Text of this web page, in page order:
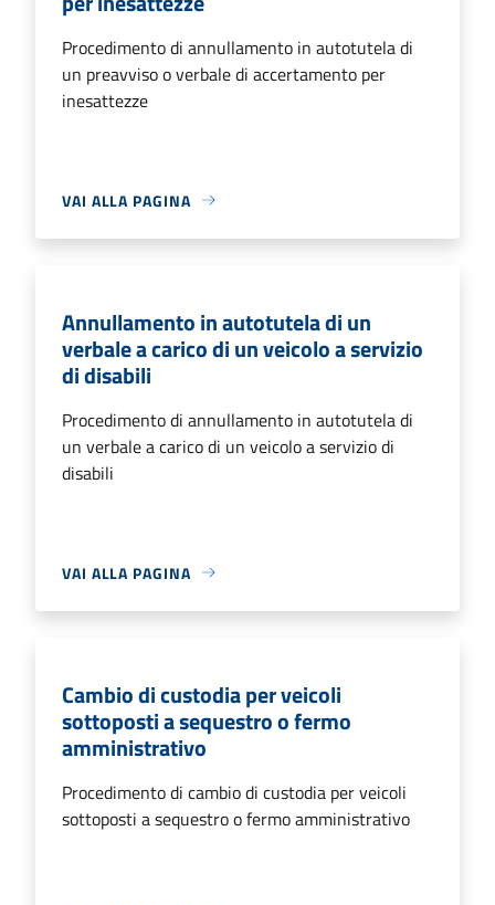
Procedimento di annullamento in autotutela di
un preavviso o verbale di accertamento per
inesattezze
VAI ALLA PAGINA
Annullamento in autotutela di un
verbale a carico di un veicolo a servizio
di disabili
Procedimento di annullamento in autotutela di
un verbale a carico di un veicolo a servizio di
disabili
VAI ALLA PAGINA
Cambio di custodia per veicoli
sottoposti a sequestro o fermo
amministrativo
Procedimento di cambio di custodia per veicoli
sottoposti a sequestro o fermo amministrativo